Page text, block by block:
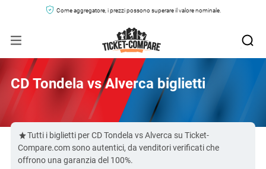
Come aggregatore, i prezzi possono superare il valore nominale.
CD Tondela vs Alverca biglietti
Tutti i biglietti per CD Tondela vs Alverca su Ticket-
Compare.com sono autentici, da venditori verificati che
offrono una garanzia del 100%.